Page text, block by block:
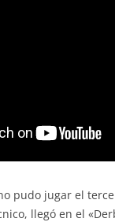
pudo jugar el
llegó en el